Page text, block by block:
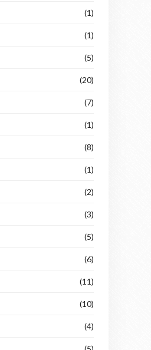
(1)
(1)
(5)
(20)
(7)
(1)
(8)
(1)
(2)
(3)
(5)
(6)
(11)
(10)
(4)